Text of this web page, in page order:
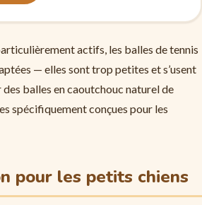
actifs, les balles de tennis
— elles sont trop petites et s’usent
balles en caoutchouc naturel de
spécifiquement conçues pour les
pour les petits chiens